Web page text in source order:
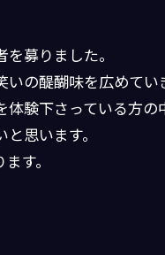
募りました。
の醍醐味を広めてい
験下さっている方
思います。
す。